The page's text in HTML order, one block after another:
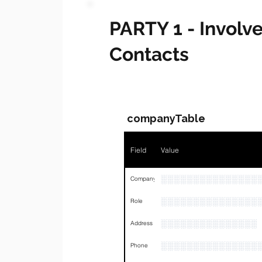
PARTY 1 -
Contacts
companyTable
Field Value
Company
Role
Address ░░░░░░░░░░░░░░░
Phone